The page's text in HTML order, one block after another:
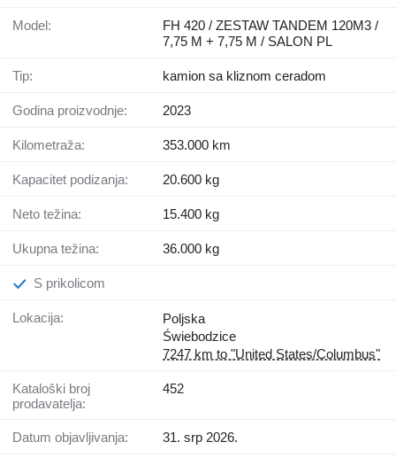
Model:
FH 420 / ZESTAW TANDEM 120M3 /
7,75 M + 7,75 M / SALON PL
Tip: kamion sa kliznom ceradom
Godina proizvodnje: 2023
Kilometraža: 353.000 km
Kapacitet podizanja: 20.600 kg
Neto težina: 15.400 kg
Ukupna težina: 36.000 kg
S prikolicom
Lokacija:
Poljska
Świebodzice
7247 km to "United States/Columbus"
Kataloški broj
prodavatelja:
452
Datum objavljivanja: 31. srp 2026.